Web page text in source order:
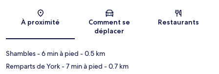
Carte
À proximité
Comment se
déplacer
Restaurants
Shambles- 6 min à pied - 0.5 km
Remparts de York- 7 min à pied - 0.7 km